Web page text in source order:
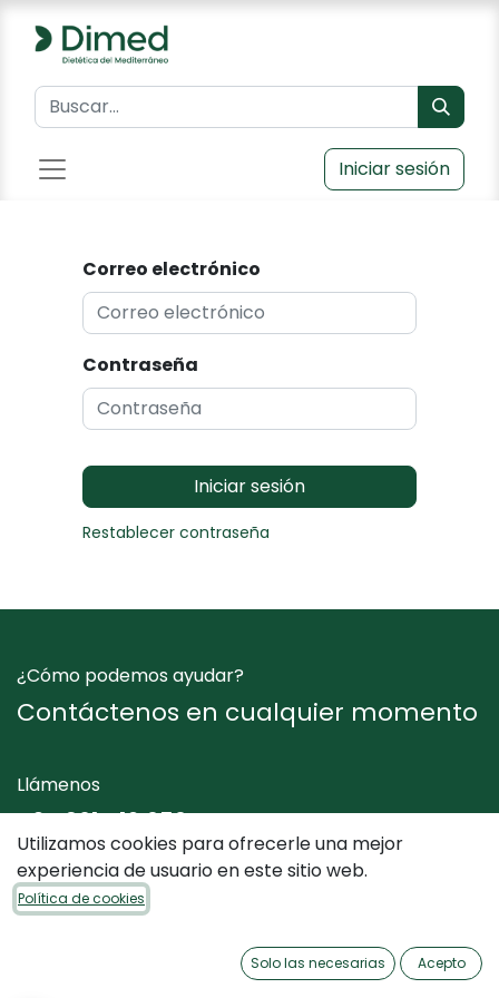
Iniciar sesión
Correo electrónico
Contraseña
Iniciar sesión
Restablecer contraseña
¿Cómo podemos ayudar?
Contáctenos en cualquier momento
Llámenos
+34 961 412 050
Envíenos un mensaje
Utilizamos cookies para ofrecerle una mejor
experiencia de usuario en este sitio web.
Política de cookies
Solo las necesarias Acepto